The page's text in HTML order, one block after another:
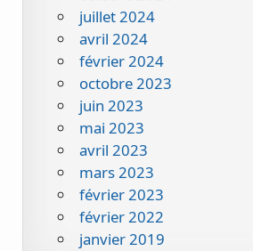
juillet 2024
avril 2024
février 2024
octobre 2023
juin 2023
mai 2023
avril 2023
mars 2023
février 2023
février 2022
janvier 2019